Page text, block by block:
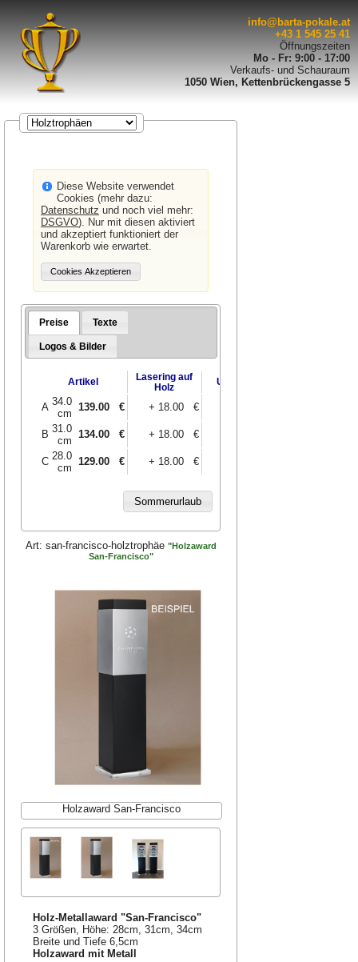
info@barta-pokale.at
+43 1 545 25 41
Öffnungszeiten
Mo - Fr: 9:00 - 17:00
Verkaufs- und Schauraum
1050 Wien, Kettenbrückengasse 5
Diese Website verwendet
Cookies (mehr dazu:
Datenschutz und noch viel mehr:
DSGVO). Nur mit diesen aktiviert
und akzeptiert funktioniert der
Warenkorb wie erwartet.
Preise Texte
Logos & Bilder
Artikel
Lasering auf
Holz
UV-Druck
A 34.0
cm
139.00 € + 18.00 €
B 31.0
cm
134.00 € + 18.00 €
C 28.0
cm
129.00 € + 18.00 €
Art: san-francisco-holztrophäe "Holzaward
San-Francisco"
Holzaward San-Francisco
Holz-Metallaward "San-Francisco"
3 Größen, Höhe: 28cm, 31cm, 34cm
Breite und Tiefe 6,5cm
Holzaward mit Metall